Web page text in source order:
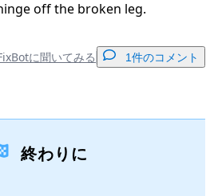
off the broken leg.
に聞いてみる 1件のコメント
終わりに